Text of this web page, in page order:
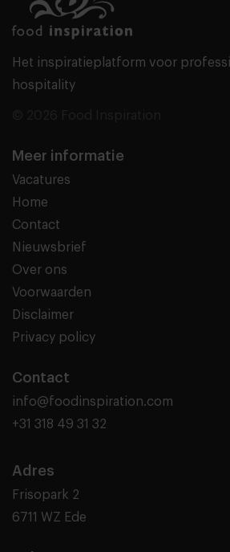
Het inspiratieplatform voor
hospitality
Meer informatie
Vacatures
Home
Contact
Nieuwsbrief
Over ons
Voorwaarden
Disclaimer
Privacy policy
Contact
info@foodinspiration.com
+31 318 49 31 32
Adres
Frisopark 2
6711 WZ Ede